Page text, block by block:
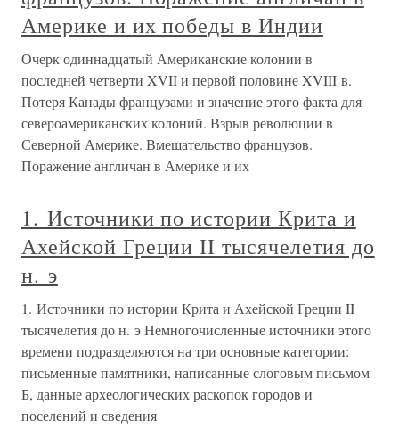
Америке и их победы в Индии
Очерк одиннадцатый Американские колонии в
последней четверти XVII и первой половине XVIII в.
Потеря Канады французами и значение этого факта для
североамериканских колоний. Взрыв революции в
Северной Америке. Вмешательство французов.
Поражение англичан в Америке и их
1. Источники по истории Крита и
Ахейской Греции II тысячелетия до
н. э
1. Источники по истории Крита и Ахейской Греции II
тысячелетия до н. э Немногочисленные источники этого
времени подразделяются на три основные категории:
письменные памятники, написанные слоговым письмом
Б, данные археологических раскопок городов и
поселений и сведения